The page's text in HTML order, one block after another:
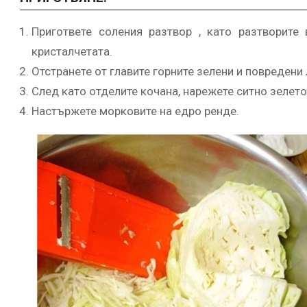
Пригответе соления разтвор , като
кристалчетата.
Отстранете от главите горните зелени и
След като отделите кочана, нарежете ситно
Настържете морковите на едро ренде.